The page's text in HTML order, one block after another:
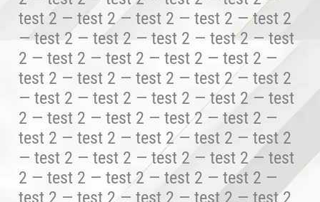
test 2 — test 2 — test 2 — test 2 — test 2
— test 2 — test 2 — test 2 — test 2 — test
2 — test 2 — test 2 — test 2 — test 2 —
test 2 — test 2 — test 2 — test 2 — test 2
— test 2 — test 2 — test 2 — test 2 — test
2 — test 2 — test 2 — test 2 — test 2 —
test 2 — test 2 — test 2 — test 2 — test 2
— test 2 — test 2 — test 2 — test 2 — test
2 — test 2 — test 2 — test 2 — test 2 —
test 2 — test 2 — test 2 — test 2 — test 2